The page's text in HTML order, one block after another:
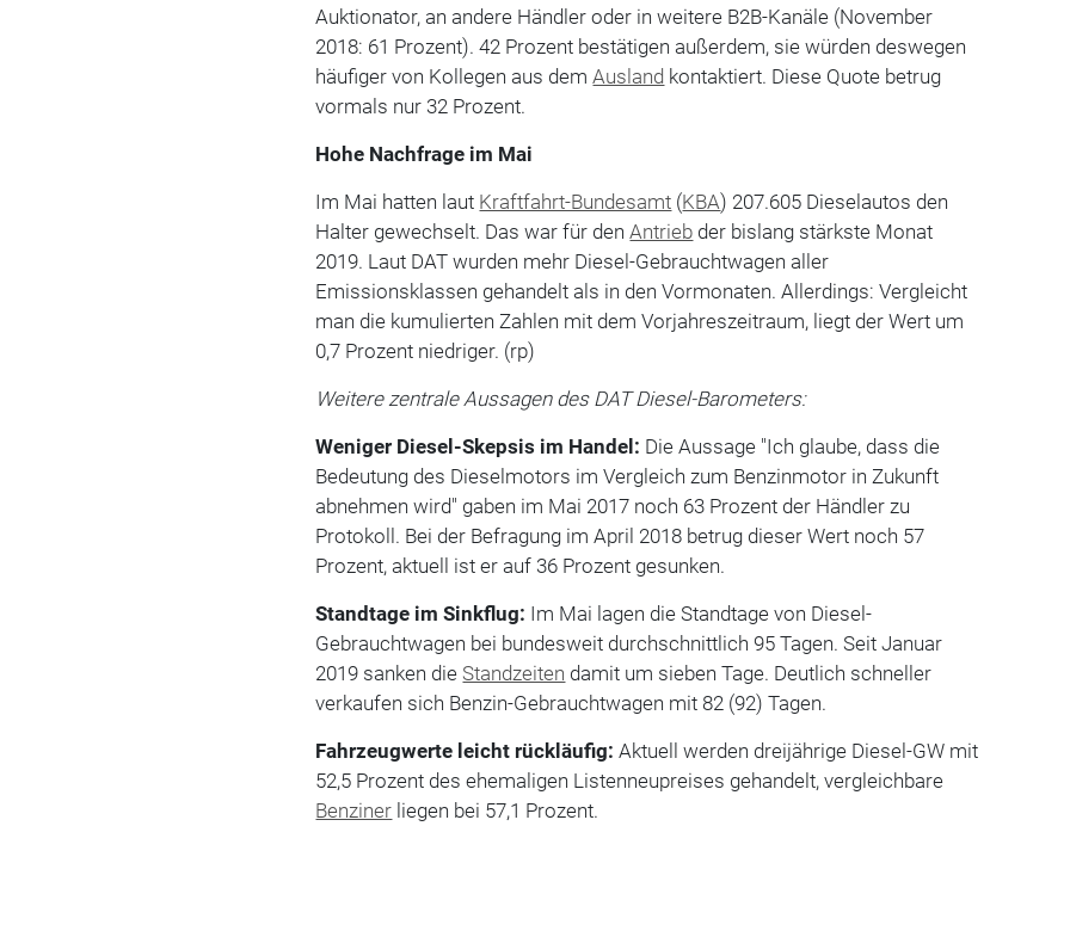
Auktionator, an andere Händler oder in weitere B2B-Kanäle (November
2018: 61 Prozent). 42 Prozent bestätigen außerdem, sie würden deswegen
häufiger von Kollegen aus demAusland kontaktiert. Diese Quote betrug
vormals nur 32 Prozent.
Hohe Nachfrage im Mai
Im Mai hatten laut Kraftfahrt-Bundesamt (KBA) 207.605 Dieselautos den
Halter gewechselt. Das war für denAntrieb der bislang stärkste Monat
2019. Laut DAT wurden mehr Diesel-Gebrauchtwagen aller
Emissionsklassen gehandelt als in den Vormonaten. Allerdings: Vergleicht
man die kumulierten Zahlen mit dem Vorjahreszeitraum, liegt der Wert um
0,7 Prozent niedriger. (rp)
Weitere zentrale Aussagen des DAT Diesel-Barometers:
Weniger Diesel-Skepsis im Handel: Die Aussage "Ich glaube, dass die
Bedeutung des Dieselmotors im Vergleich zum Benzinmotor in Zukunft
abnehmen wird" gaben im Mai 2017 noch 63 Prozent der Händler zu
Protokoll. Bei der Befragung im April 2018 betrug dieser Wert noch 57
Prozent, aktuell ist er auf 36 Prozent gesunken.
Standtage im Sinkflug: Im Mai lagen die Standtage von Diesel-
Gebrauchtwagen bei bundesweit durchschnittlich 95 Tagen. Seit Januar
2019 sanken die Standzeiten damit um sieben Tage. Deutlich schneller
verkaufen sich Benzin-Gebrauchtwagen mit 82 (92) Tagen.
Fahrzeugwerte leicht rückläufig: Aktuell werden dreijährige Diesel-GW mit
52,5 Prozent des ehemaligen Listenneupreises gehandelt, vergleichbare
Benziner liegen bei 57,1 Prozent.